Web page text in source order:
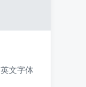
英文字体